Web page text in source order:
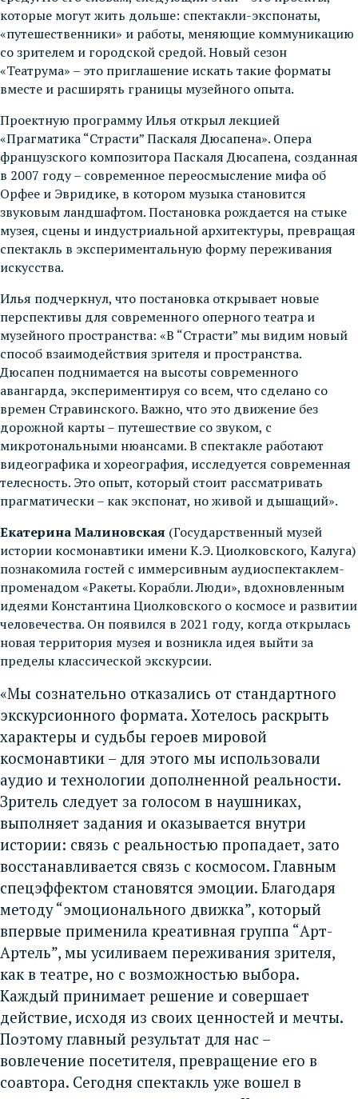
которые могут жить дольше: спектакли-экспонаты,
«путешественники» и работы, меняющие коммуникацию
со зрителем и городской средой. Новый сезон
«Театрума» – это приглашение искать такие форматы
вместе и расширять границы музейного опыта.
Проектную программу Илья открыл лекцией
«Прагматика “Страсти” Паскаля Дюсапена». Опера
французского композитора Паскаля Дюсапена, созданная
в 2007 году – современное переосмысление мифа об
Орфее и Эвридике, в котором музыка становится
звуковым ландшафтом. Постановка рождается на стыке
музея, сцены и индустриальной архитектуры, превращая
спектакль в экспериментальную форму переживания
искусства.
Илья подчеркнул, что постановка открывает новые
перспективы для современного оперного театра и
музейного пространства: «В “Страсти” мы видим новый
способ взаимодействия зрителя и пространства.
Дюсапен поднимается на высоты современного
авангарда, экспериментируя со всем, что сделано со
времен Стравинского. Важно, что это движение без
дорожной карты – путешествие со звуком, с
микротональными нюансами. В спектакле работают
видеографика и хореография, исследуется современная
телесность. Это опыт, который стоит рассматривать
прагматически – как экспонат, но живой и дышащий».
Екатерина Малиновская (Государственный музей
истории космонавтики имени К.Э. Циолковского, Калуга)
познакомила гостей с иммерсивным аудиоспектаклем-
променадом «Ракеты. Корабли. Люди», вдохновленным
идеями Константина Циолковского о космосе и развитии
человечества. Он появился в 2021 году, когда открылась
новая территория музея и возникла идея выйти за
пределы классической экскурсии.
«Мы сознательно отказались от стандартного
экскурсионного формата. Хотелось раскрыть
характеры и судьбы героев мировой
космонавтики – для этого мы использовали
аудио и технологии дополненной реальности.
Зритель следует за голосом в наушниках,
выполняет задания и оказывается внутри
истории: связь с реальностью пропадает, зато
восстанавливается связь с космосом. Главным
спецэффектом становятся эмоции. Благодаря
методу “эмоционального движка”, который
впервые применила креативная группа “Арт-
Артель”, мы усиливаем переживания зрителя,
как в театре, но с возможностью выбора.
Каждый принимает решение и совершает
действие, исходя из своих ценностей и мечты.
Поэтому главный результат для нас –
вовлечение посетителя, превращение его в
соавтора. Сегодня спектакль уже вошел в